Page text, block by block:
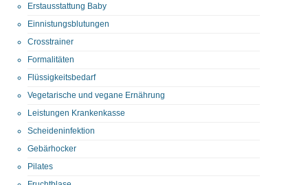
Erstausstattung Baby
Einnistungsblutungen
Crosstrainer
Formalitäten
Flüssigkeitsbedarf
Vegetarische und vegane Ernährung
Leistungen Krankenkasse
Scheideninfektion
Gebärhocker
Pilates